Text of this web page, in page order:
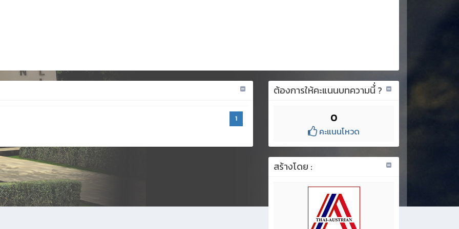
1
ต้องการให้คะแนนบทความนี้่ ?
0
คะแนนโหวด
สร้างโดย :